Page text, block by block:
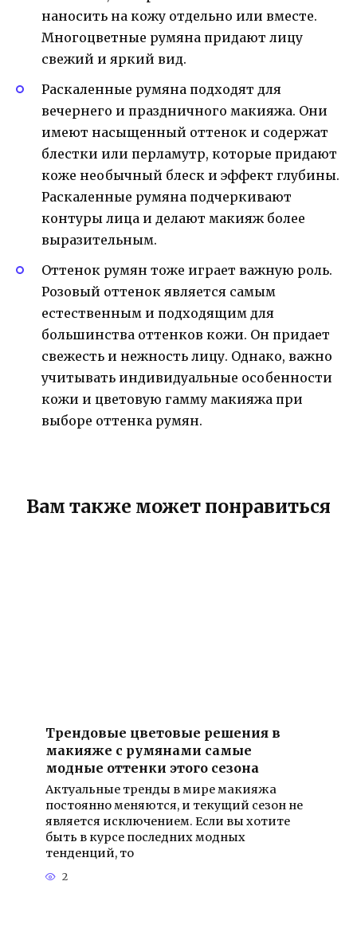
наносить на кожу отдельно или вместе.
Многоцветные румяна придают лицу
свежий и яркий вид.
Раскаленные румяна подходят для
вечернего и праздничного макияжа. Они
имеют насыщенный оттенок и содержат
блестки или перламутр, которые придают
коже необычный блеск и эффект глубины.
Раскаленные румяна подчеркивают
контуры лица и делают макияж более
выразительным.
Оттенок румян тоже играет важную роль.
Розовый оттенок является самым
естественным и подходящим для
большинства оттенков кожи. Он придает
свежесть и нежность лицу. Однако, важно
учитывать индивидуальные особенности
кожи и цветовую гамму макияжа при
выборе оттенка румян.
Вам также может понравиться
Трендовые цветовые решения в
макияже с румянами самые
модные оттенки этого сезона
Актуальные тренды в мире макияжа
постоянно меняются, и текущий сезон не
является исключением. Если вы хотите
быть в курсе последних модных
тенденций, то
2